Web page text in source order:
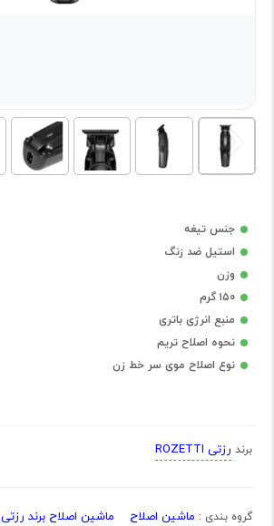
جنس تیغه
استیل ضد زنگ
وزن
۱۵0 گرم
منبع انرژی باتری
نحوه اصلاح تریم
نوع اصلاح موی سر خط زن
برند رزتی ROZETTI
گروه بندی : ماشین اصلاح ماشین اصلاح برند رزتی ROZETTI